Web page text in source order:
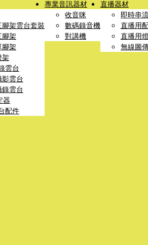
腳架雲台套裝
腳架
腳架
架
雲台
影雲台
錄雲台
器
配件
專業音訊器材
收音咪
數碼錄音機
對講機
直播器材
即時串
直播用
直播用
無線圖